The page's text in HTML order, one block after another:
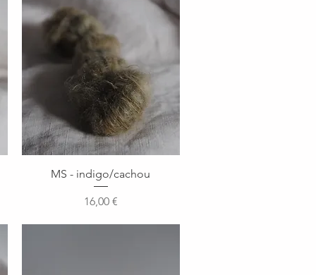
Aperçu rapide
MS - indigo/cachou
Prix
16,00 €